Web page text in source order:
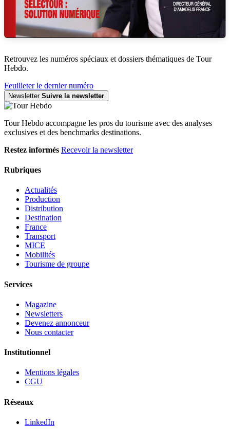
Retrouvez les numéros spéciaux et dossiers thématiques de Tour
Hebdo.
Feuilleter le dernier numéro
Newsletter Suivre la newsletter
Tour Hebdo accompagne les pros du tourisme avec des analyses
exclusives et des benchmarks destinations.
Restez informés Recevoir la newsletter
Rubriques
Actualités
Production
Distribution
Destination
France
Transport
MICE
Mobilités
Tourisme de groupe
Services
Magazine
Newsletters
Devenez annonceur
Nous contacter
Institutionnel
Mentions légales
CGU
Réseaux
LinkedIn